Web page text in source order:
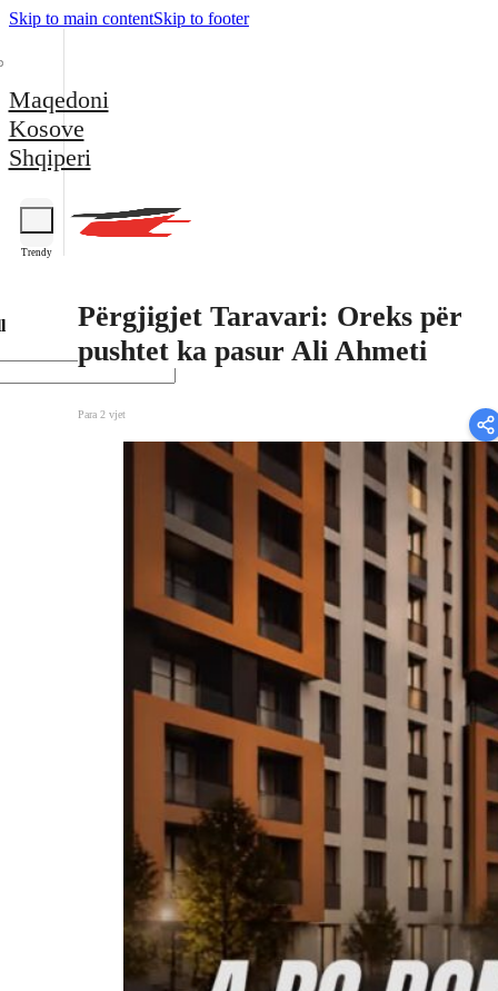
Skip to main contentSkip to footer
Maqedoni
Kosove
Shqiperi
Trendy
Përgjigjet Taravari: Oreks për
pushtet ka pasur Ali Ahmeti
Para 2 vjet